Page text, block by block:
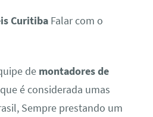
CuritibaFalar com o
de montadores de
é considerada umas
Sempre prestando um